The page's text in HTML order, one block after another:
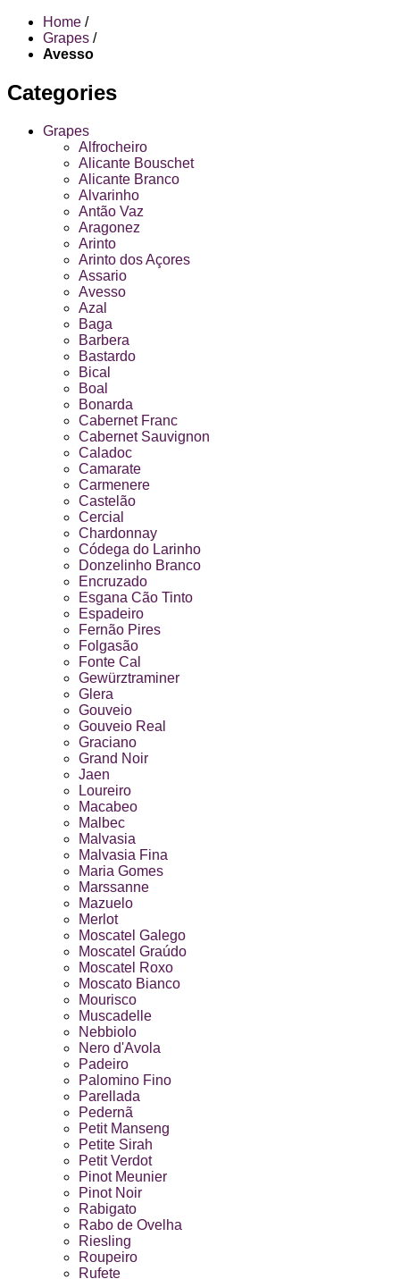
Home /
Grapes /
Avesso
Categories
Grapes
Alfrocheiro
Alicante Bouschet
Alicante Branco
Alvarinho
Antão Vaz
Aragonez
Arinto
Arinto dos Açores
Assario
Avesso
Azal
Baga
Barbera
Bastardo
Bical
Boal
Bonarda
Cabernet Franc
Cabernet Sauvignon
Caladoc
Camarate
Carmenere
Castelão
Cercial
Chardonnay
Códega do Larinho
Donzelinho Branco
Encruzado
Esgana Cão Tinto
Espadeiro
Fernão Pires
Folgasão
Fonte Cal
Gewürztraminer
Glera
Gouveio
Gouveio Real
Graciano
Grand Noir
Jaen
Loureiro
Macabeo
Malbec
Malvasia
Malvasia Fina
Maria Gomes
Marssanne
Mazuelo
Merlot
Moscatel Galego
Moscatel Graúdo
Moscatel Roxo
Moscato Bianco
Mourisco
Muscadelle
Nebbiolo
Nero d'Avola
Padeiro
Palomino Fino
Parellada
Pedernã
Petit Manseng
Petite Sirah
Petit Verdot
Pinot Meunier
Pinot Noir
Rabigato
Rabo de Ovelha
Riesling
Roupeiro
Rufete